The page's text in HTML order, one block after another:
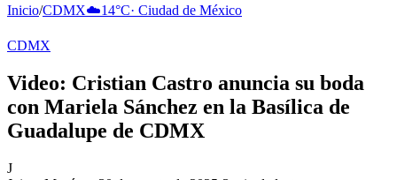
Inicio/CDMX☁️14°C· Ciudad de México
CDMX
Video: Cristian Castro anuncia su boda
con Mariela Sánchez en la Basílica de
Guadalupe de CDMX
J